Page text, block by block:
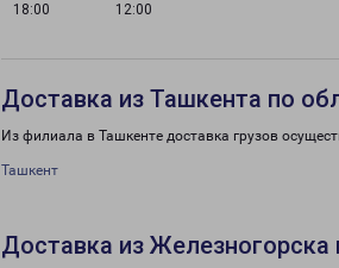
18:00
12:00
Доставка из Ташкента по
Из филиала в Ташкенте доставка грузов
Ташкент
Доставка из Железногорска